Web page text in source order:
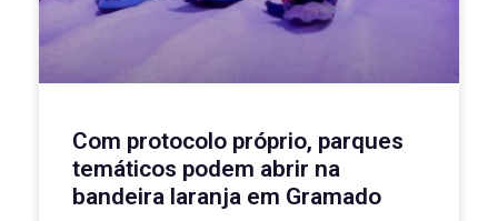
Com protocolo próprio, parques
temáticos podem abrir na
bandeira laranja em Gramado